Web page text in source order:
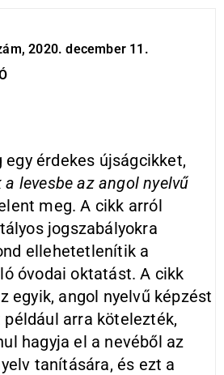
2020. december 11.
érdekes újságcikket,
a levesbe az angol nyelvű
meg. A cikk arról
jogszabályokra
ellehetetlenítik a
óvodai oktatást. A cikk
egyik, angol nyelvű képzést
arra kötelezték,
hagyja el a nevéből az
tanítására, és ezt a